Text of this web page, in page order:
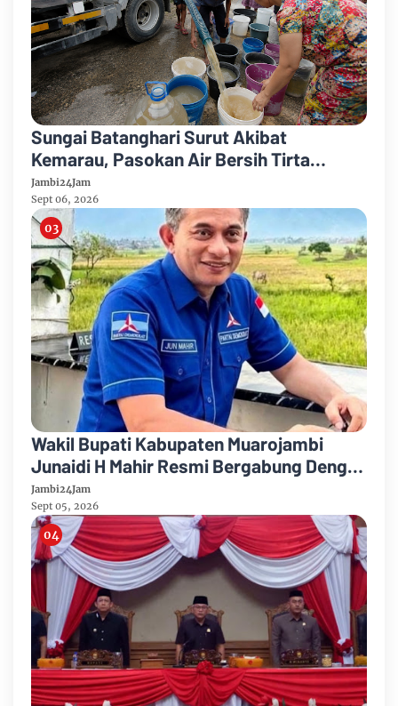
Sungai Batanghari Surut Akibat
Kemarau, Pasokan Air Bersih Tirta
Mayang Jambi Keruh
Jambi24Jam
Sept 06, 2026
Wakil Bupati Kabupaten Muarojambi
Junaidi H Mahir Resmi Bergabung Dengan
Partai Demikrat
Jambi24Jam
Sept 05, 2026